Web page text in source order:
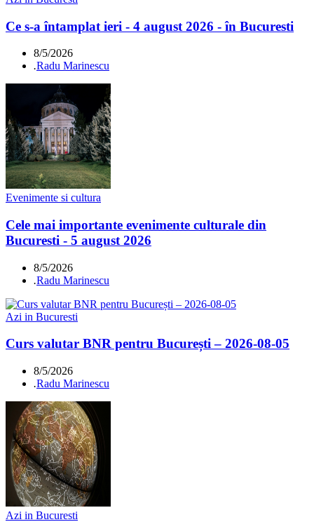
Ce s-a întamplat ieri - 4 august 2026 - în Bucuresti
8/5/2026
.Radu Marinescu
Evenimente si cultura
Cele mai importante evenimente culturale din
Bucuresti - 5 august 2026
8/5/2026
.Radu Marinescu
Azi in Bucuresti
Curs valutar BNR pentru București – 2026-08-05
8/5/2026
.Radu Marinescu
Azi in Bucuresti